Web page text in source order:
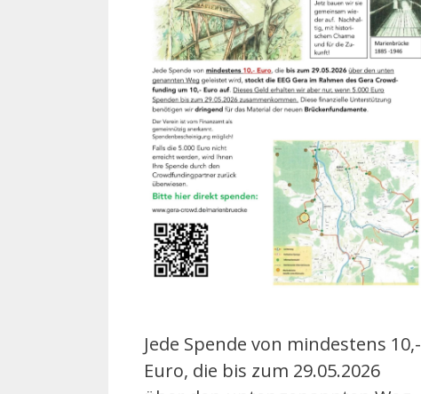
Jede Spende von mindestens 10,-
Euro, die bis zum 29.05.2026